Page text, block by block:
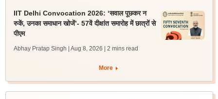
IIT Delhi Convocation 2026: ‘सवाल पूछकर न
रुकें, उनका समाधान खोजें’- 57वें दीक्षांत समारोह में छात्रों से
पीएम
Abhay Pratap Singh | Aug 8, 2026 | 2 mins read
More